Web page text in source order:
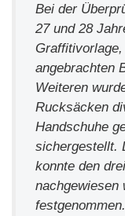
Bei der
27 und 28
angebrachten
Weiteren
Rucksäcken
Handschuhe
sichergestellt.
konnte den
nachgewiesen